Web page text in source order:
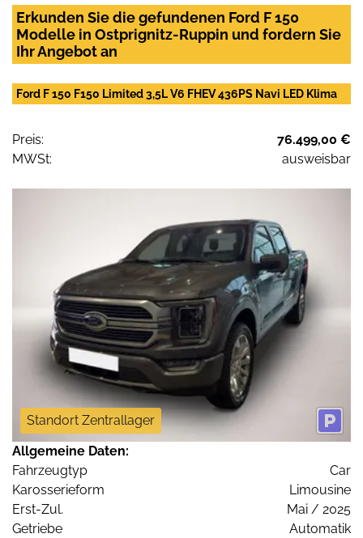
Erkunden Sie die gefundenen Ford F 150
Modelle in Ostprignitz-Ruppin und fordern Sie
Ihr Angebot an
Ford F 150 F150 Limited 3,5L V6 FHEV 436PS Navi LED Klima
Preis:
76.499,00 €
MWSt:
ausweisbar
Standort Zentrallager
Allgemeine Daten:
Fahrzeugtyp
Car
Karosserieform
Limousine
Erst-Zul.
Mai / 2025
Getriebe
Automatik